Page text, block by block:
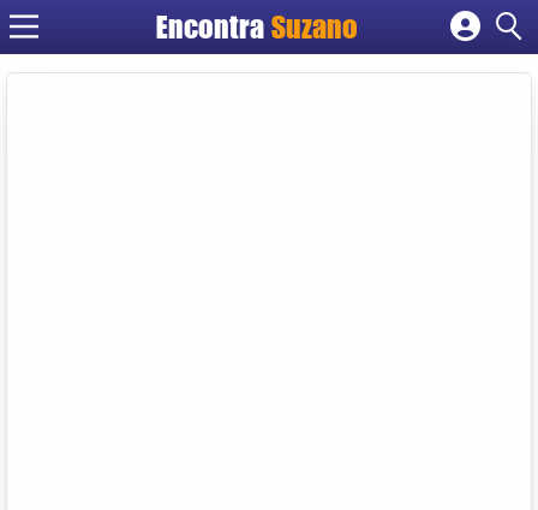
EncontraSuzano
Cadastrar empresa